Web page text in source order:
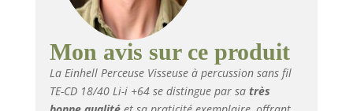
PXC, un chargeur, un
accessoires Mandrin
auto-serrant - Le
mandrin monodouille
13 mm permet
Mon avis sur ce produit
La Einhell Perceuse Visseuse à percussion sans fil
TE-CD 18/40 Li-i +64 se distingue par sa très